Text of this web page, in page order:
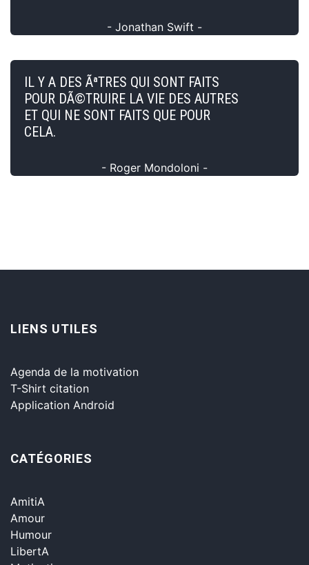
- Jonathan Swift -
IL Y A DES ÃªTRES QUI SONT FAITS
POUR DÃ©TRUIRE LA VIE DES AUTRES
ET QUI NE SONT FAITS QUE POUR
CELA.
- Roger Mondoloni -
LIENS UTILES
Agenda de la motivation
T-Shirt citation
Application Android
CATÉGORIES
AmitiA
Amour
Humour
LibertA